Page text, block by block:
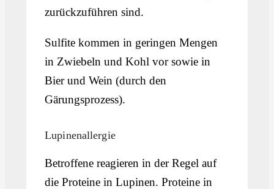
zurückzuführen sind.
Sulfite kommen in geringen Mengen
in Zwiebeln und Kohl vor sowie in
Bier und Wein (durch den
Gärungsprozess).
Lupinenallergie
Betroffene reagieren in der Regel auf
die Proteine in Lupinen. Proteine in